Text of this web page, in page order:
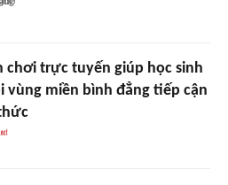
chơi trực tuyến giúp học sinh
vùng miền bình đẳng tiếp cận